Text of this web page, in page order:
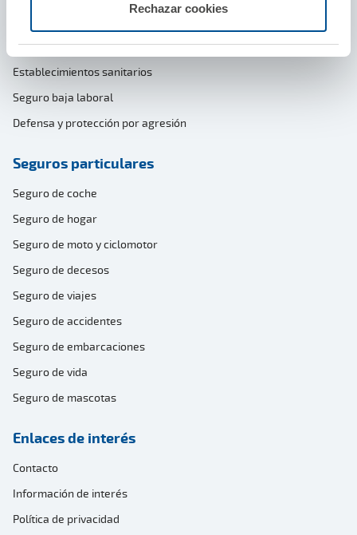
Rechazar cookies
Seguros ámbito profesional sanitario
Responsabilidad civil profesional
Establecimientos sanitarios
Seguro baja laboral
Defensa y protección por agresión
Seguros particulares
Seguro de coche
Seguro de hogar
Seguro de moto y ciclomotor
Seguro de decesos
Seguro de viajes
Seguro de accidentes
Seguro de embarcaciones
Seguro de vida
Seguro de mascotas
Enlaces de interés
Contacto
Información de interés
Política de privacidad